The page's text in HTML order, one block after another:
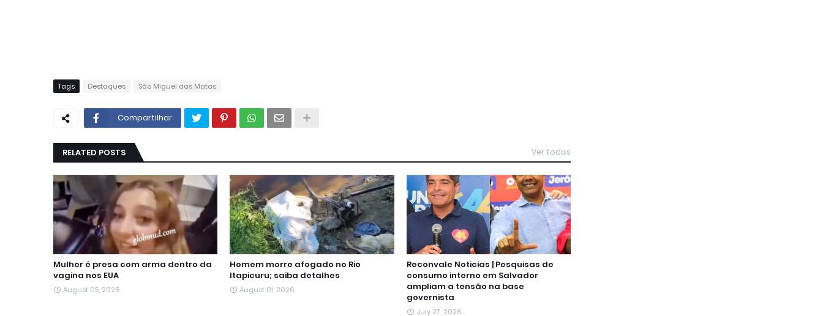
Tags Destaques São Miguel das Matas
Compartilhar
RELATED POSTS Ver todos
Mulher é presa com arma dentro da
vagina nos EUA
August 05, 2026
Homem morre afogado no Rio
Itapicuru; saiba detalhes
August 01, 2026
Reconvale Noticias | Pesquisas de
consumo interno em Salvador
ampliam a tensão na base
governista
July 27, 2026